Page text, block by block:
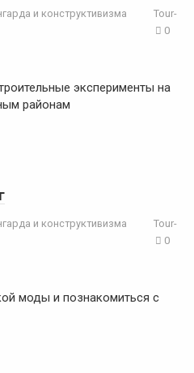
и конструктивизма
Tour-
0
эксперименты на
районам
и конструктивизма
Tour-
0
моды и познакомиться с